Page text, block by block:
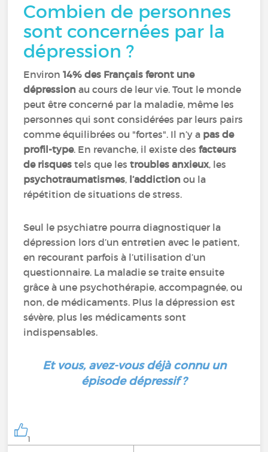
Combien de personnes
sont concernées par la
dépression ?
Environ14% des Français feront une
dépression au cours de leur vie. Tout le monde
peut être concerné par la maladie, même les
personnes qui sont considérées par leurs pairs
comme équilibrées ou "fortes". Il n’y a pas de
profil-type. En revanche, il existe desfacteurs
de risques tels que lestroubles anxieux, les
psychotraumatismes, l’addiction ou la
répétition de situations de stress.
Seul le psychiatre pourra diagnostiquer la
dépression lors d’un entretien avec le patient,
en recourant parfois à l’utilisation d’un
questionnaire. La maladie se traite ensuite
grâce à une psychothérapie, accompagnée, ou
non, de médicaments. Plus la dépression est
sévère, plus les médicaments sont
indispensables.
Et vous, avez-vous déjà connu un
épisode dépressif ?
1